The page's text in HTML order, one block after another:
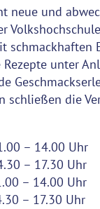
neue und
schmackhaften
unter
schließen die
– 14.00 Uhr
– 17.30 Uhr
– 14.00 Uhr
– 17.30 Uhr